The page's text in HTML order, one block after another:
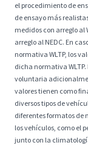
el procedimiento de
de ensayo más
medidos con arreglo al
arreglo al NEDC. En
normativa WLTP, los
dicha normativa WLTP.
voluntaria
valores tienen como
diversos tipos de
diferentes formatos de
los vehículos, como el
junto con la